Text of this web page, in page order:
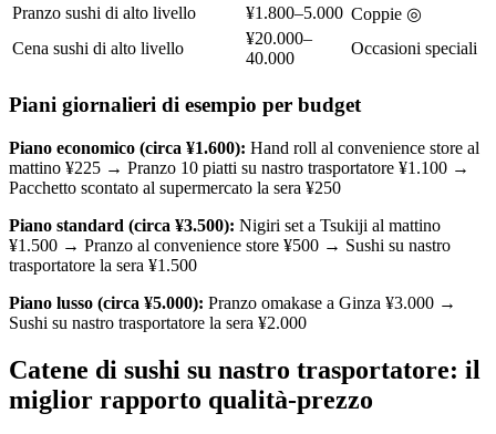
Pranzo sushi di alto livello
¥1.800–5.000 Coppie ◎
Cena sushi di alto livello
¥20.000–
40.000
Occasioni speciali
Piani giornalieri di esempio per budget
Piano economico (circa ¥1.600): Hand roll al convenience store al
mattino ¥225 → Pranzo 10 piatti su nastro trasportatore ¥1.100 →
Pacchetto scontato al supermercato la sera ¥250
Piano standard (circa ¥3.500): Nigiri set a Tsukiji al mattino
¥1.500 → Pranzo al convenience store ¥500 → Sushi su nastro
trasportatore la sera ¥1.500
Piano lusso (circa ¥5.000): Pranzo omakase a Ginza ¥3.000 →
Sushi su nastro trasportatore la sera ¥2.000
Catene di sushi su nastro trasportatore: il
miglior rapporto qualità-prezzo